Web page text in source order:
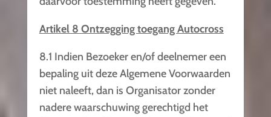
Artikel 8 Ontzegging toegang Autocross
8.1 Indien Bezoeker en/of deelnemer een
bepaling uit deze Algemene Voorwaarden
niet naleeft, dan is Organisator zonder
nadere waarschuwing gerechtigd het